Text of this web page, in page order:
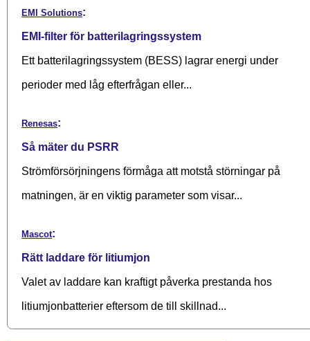
EMI Solutions:
EMI-filter för batterilagringssystem
Ett batterilagringssystem (BESS) lagrar energi under
perioder med låg efterfrågan eller...
Renesas:
Så mäter du PSRR
Strömförsörjningens förmåga att motstå störningar på
matningen, är en viktig parameter som visar...
Mascot:
Rätt laddare för litiumjon
Valet av laddare kan kraftigt påverka prestanda hos
litiumjonbatterier eftersom de till skillnad...